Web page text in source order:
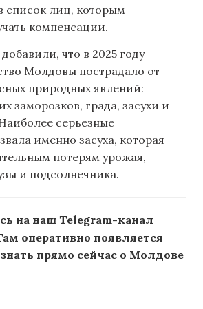
список лиц, которым
компенсации.
что в 2025 году
Молдовы пострадало от
природных явлений:
заморозков, града, засухи и
серьезные
именно засуха, которая
потерям урожая,
и подсолнечника.
на наш Telegram-канал
оперативно появляется
прямо сейчас о Молдове